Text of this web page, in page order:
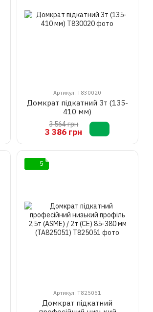
Артикул: T830020
Домкрат підкатний 3т (135-
410 мм)
3 564 грн
3 386 грн
5
Артикул: T825051
Домкрат підкатний